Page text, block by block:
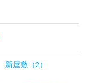
新屋敷（2）